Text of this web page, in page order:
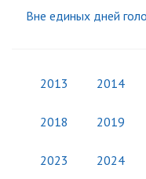
Вне единых дней
2013 2014
2018 2019
2023 2024